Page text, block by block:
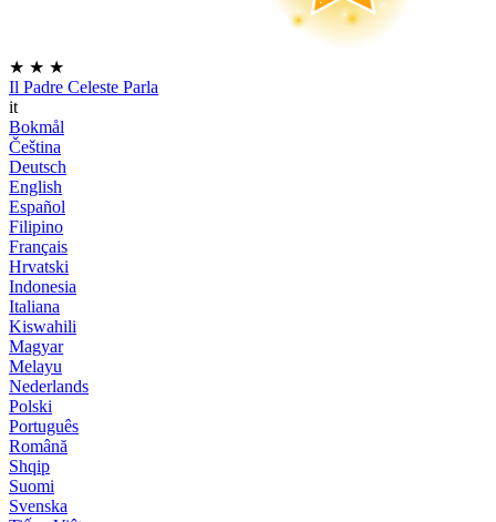
★ ★ ★
Il Padre Celeste Parla
it
Bokmål
Čeština
Deutsch
English
Español
Filipino
Français
Hrvatski
Indonesia
Italiana
Kiswahili
Magyar
Melayu
Nederlands
Polski
Português
Română
Shqip
Suomi
Svenska